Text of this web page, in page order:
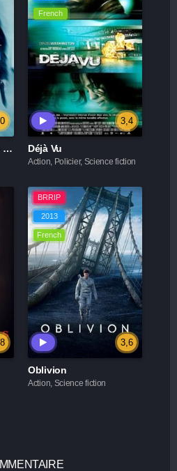
La Vengeance dans la peau
French
3,4
Déjà Vu
Action, Policier, Science fiction
BRRIP
2013
French
3,6
Oblivion
Action, Science fiction